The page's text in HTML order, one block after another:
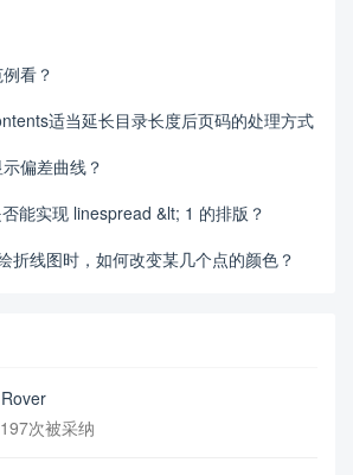
看？
适当延长目录长度后页码的处理方式
偏差曲线？
能实现 linespread &lt; 1 的排版？
折线图时，如何改变某几个点的颜色？
次被采纳